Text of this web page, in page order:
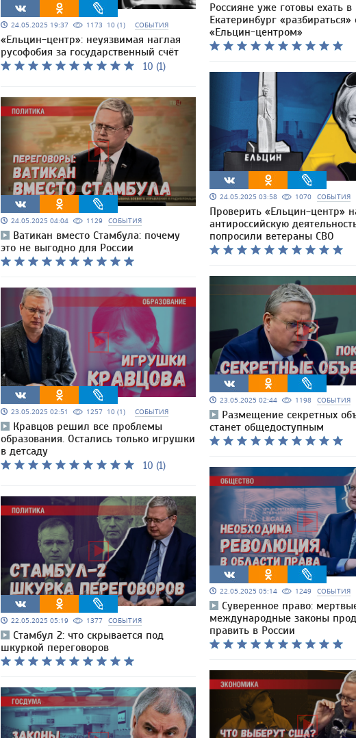
24.05.2025 19:37 1173 10 (1) СОБЫТИЯ
«Ельцин-центр»: неуязвимая наглая
русофобия за государственный счёт
10 (1)
24.05.2025 04:04 1129 СОБЫТИЯ
Ватикан вместо Стамбула: почему
это не выгодно для России
23.05.2025 02:51 1257 10 (1) СОБЫТИЯ
Кравцов решил все проблемы
образования. Остались только игрушки
в детсаду
10 (1)
22.05.2025 05:19 1377 СОБЫТИЯ
Стамбул 2: что скрывается под
шкуркой переговоров
Россияне уже готовы ехать в
Екатеринбург «разбираться»
«Ельцин-центром»
24.05.2025 03:58 1070 СОБЫТИЯ
Проверить «Ельцин-центр»
антироссийскую
попросили ветераны СВО
23.05.2025 02:44 1198 СОБЫТИЯ
Размещение секретных
станет общедоступным
22.05.2025 05:14 1249 СОБЫТИЯ
Суверенное право:
международные законы
править в России